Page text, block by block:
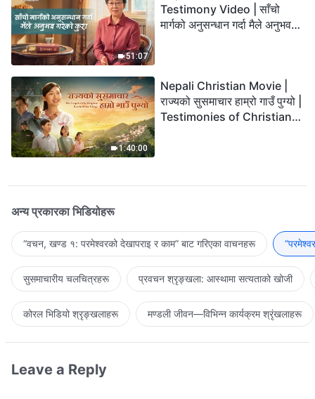
51:07
Testimony Video | साँचो
मार्गको अनुसन्धान गर्दा मैले अनुभव
1:40:00
Nepali Christian Movie |
राज्यको सुसमाचार हाम्रो गाउँ पुग्यो |
Testimonies of Christians
अन्य प्रकारका भिडियोहरू
“वचन, खण्ड १: परमेश्‍वरको देखापराइ र काम” बाट गरिएका वाचनहरू
सुसमाचारीय चलचित्रहरू प्रवचन श्रृङ्खला: आस्थामा सत्यताको खोजी
कोरल भिडियो श्रृङ्खलाहरू मण्डली जीवन—विभिन्‍न कार्यक्रम श्रृंखलाहरू
Leave a Reply